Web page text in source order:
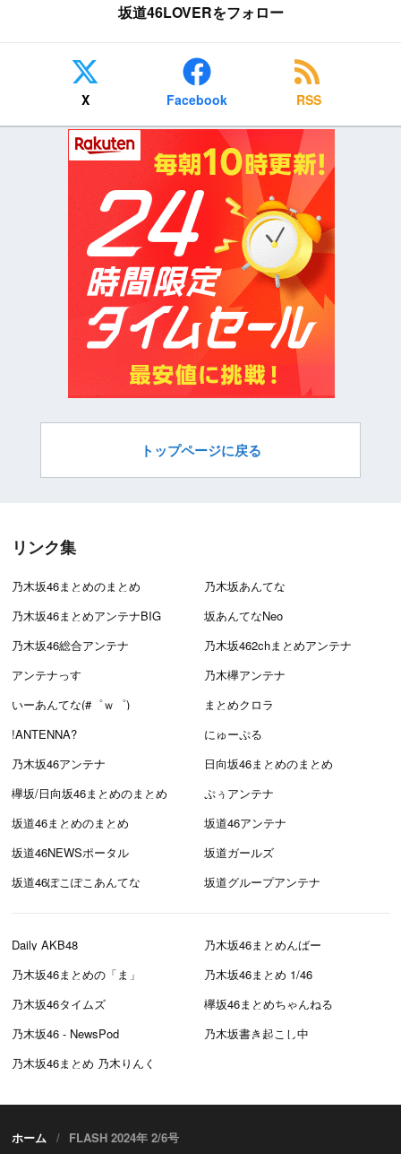
坂道46LOVERをフォロー
X Facebook RSS
トップページに戻る
リンク集
乃木坂46まとめのまとめ
乃木坂あんてな
乃木坂46まとめアンテナBIG
坂あんてなNeo
乃木坂46総合アンテナ
乃木坂462chまとめアンテナ
アンテナっす
乃木欅アンテナ
いーあんてな(#゜ｗ゜)
まとめクロラ
!ANTENNA?
にゅーぷる
乃木坂46アンテナ
日向坂46まとめのまとめ
欅坂/日向坂46まとめのまとめ
ぷぅアンテナ
坂道46まとめのまとめ
坂道46アンテナ
坂道46NEWSポータル
坂道ガールズ
坂道46ぽこぽこあんてな
坂道グループアンテナ
Daily AKB48
乃木坂46まとめんばー
乃木坂46まとめの「ま」
乃木坂46まとめ 1/46
乃木坂46タイムズ
欅坂46まとめちゃんねる
乃木坂46 - NewsPod
乃木坂書き起こし中
乃木坂46まとめ 乃木りんく
ホーム FLASH 2024年 2/6号